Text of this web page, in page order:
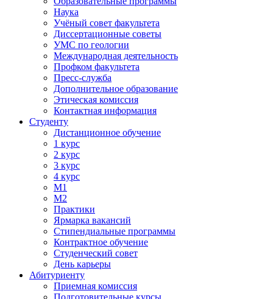
Наука
Учёный совет факультета
Диссертационные советы
УМС по геологии
Международная деятельность
Профком факультета
Пресс-служба
Дополнительное образование
Этическая комиссия
Контактная информация
Студенту
Дистанционное обучение
1 курс
2 курс
3 курс
4 курс
М1
М2
Практики
Ярмарка вакансий
Стипендиальные программы
Контрактное обучение
Студенческий совет
День карьеры
Абитуриенту
Приемная комиссия
Подготовительные курсы